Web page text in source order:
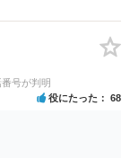
号が判明
役にたった 68